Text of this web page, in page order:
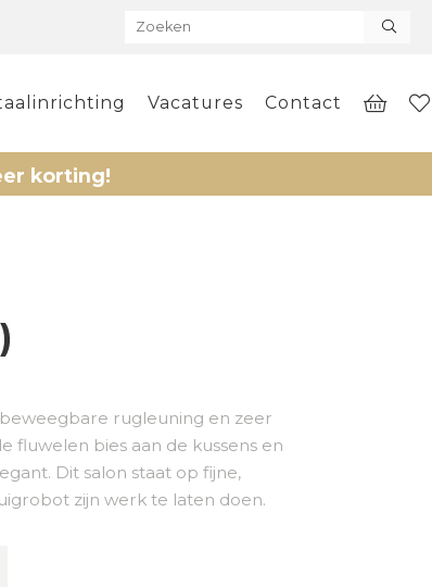
Vacatures Contact
rugleuning en zeer
fluwelen bies aan de kussens en
Dit salon staat op fijne,
zijn werk te laten doen.